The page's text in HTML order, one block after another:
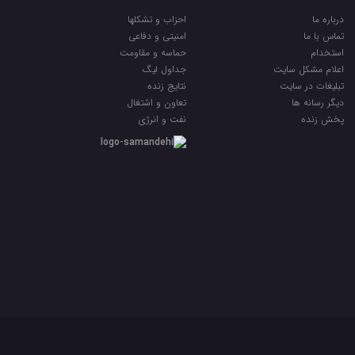
درباره ما
تماس با ما
استخدام
اعلام مشکل سایت
تبلیغات در سایت
ديگر رسانه ها
پخش زنده
احزاب و تشکلها
امنیتی و دفاعی
حماسه و مقاومت
جداول لیگ
نتایج زنده
تعاون و اشتغال
نفت و انرژی